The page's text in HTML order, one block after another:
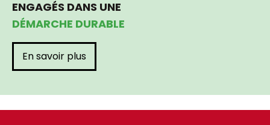
ENGAGÉS DANS UNE
DÉMARCHE DURABLE
En savoir plus